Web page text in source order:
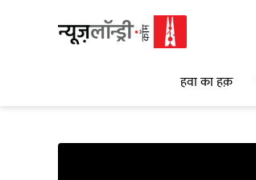
हवा का हक़